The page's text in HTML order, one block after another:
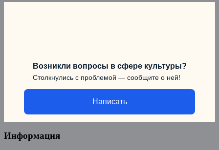
Возникли вопросы в сфере культуры?
Столкнулись с проблемой — сообщите о ней!
Написать
Информация